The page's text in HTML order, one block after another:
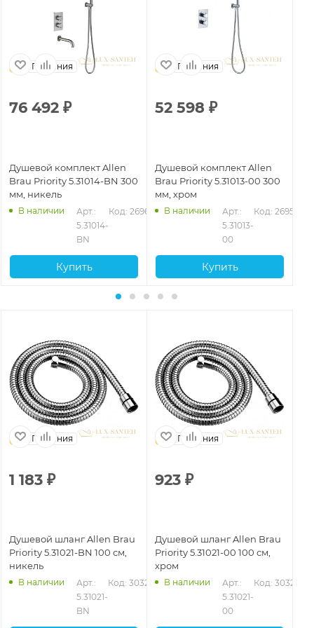
Германия
76 492 ₽
Душевой комплект Allen
Brau Priority 5.31014-BN 300
мм, никель
В наличии
Арт.:
5.31014-
BN
Код: 26964
Купить
Германия
52 598 ₽
Душевой комплект Allen
Brau Priority 5.31013-00 300
мм, хром
В наличии
Арт.:
5.31013-
00
Код: 26959
Купить
Германия
1 183 ₽
Душевой шланг Allen Brau
Priority 5.31021-BN 100 см,
никель
В наличии
Арт.:
5.31021-
BN
Код: 30325
Германия
923 ₽
Душевой шланг Allen Brau
Priority 5.31021-00 100 см,
хром
В наличии
Арт.:
5.31021-
00
Код: 30323